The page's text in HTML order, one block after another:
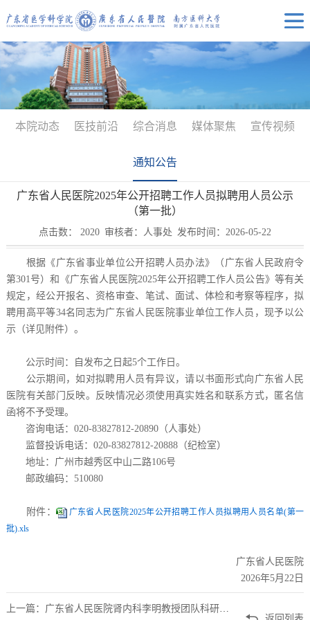
本院动态 医技前沿 综合消息 媒体聚焦 宣传视频
通知公告
广东省人民医院2025年公开招聘工作人员拟聘用人员公示
（第一批）
点击数： 2020 审核者：人事处 发布时间：2026-05-22
根据《广东省事业单位公开招聘人员办法》（广东省人民政府令
第301号）和《广东省人民医院2025年公开招聘工作人员公告》等有关
规定，经公开报名、资格审查、笔试、面试、体检和考察等程序，拟
聘用高平等34名同志为广东省人民医院事业单位工作人员，现予以公
示（详见附件）。
公示时间：自发布之日起5个工作日。
公示期间，如对拟聘用人员有异议，请以书面形式向广东省人民
医院有关部门反映。反映情况必须使用真实姓名和联系方式，匿名信
函将不予受理。
咨询电话：020-83827812-20890（人事处）
监督投诉电话：020-83827812-20888（纪检室）
地址：广州市越秀区中山二路106号
邮政编码：510080
附件：
广东省人民医院2025年公开招聘工作人员拟聘用人员名单(第一
批).xls
广东省人民医院
2026年5月22日
上一篇：广东省人民医院肾内科李明教授团队科研助理招聘公告